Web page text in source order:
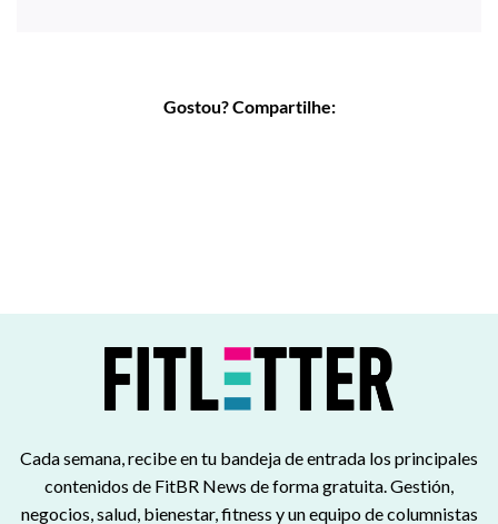
Gostou? Compartilhe:
Cada semana, recibe en tu bandeja de entrada los principales
contenidos de FitBR News de forma gratuita. Gestión,
negocios, salud, bienestar, fitness y un equipo de columnistas